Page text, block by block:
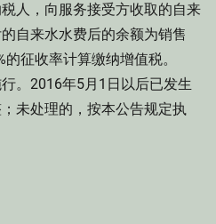
，向服务接受方收取的自来
自来水水费后的余额为销售
征收率计算缴纳增值税。
2016年5月1日以后已发生
未处理的，按本公告规定执